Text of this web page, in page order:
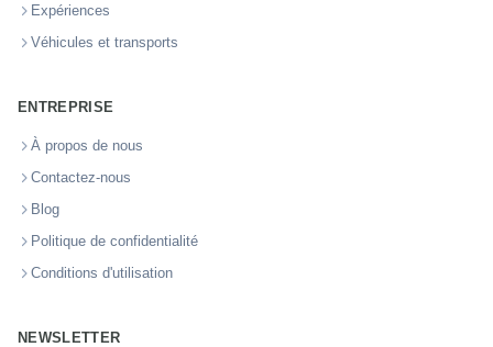
Expériences
Véhicules et transports
ENTREPRISE
À propos de nous
Contactez-nous
Blog
Politique de confidentialité
Conditions d'utilisation
NEWSLETTER